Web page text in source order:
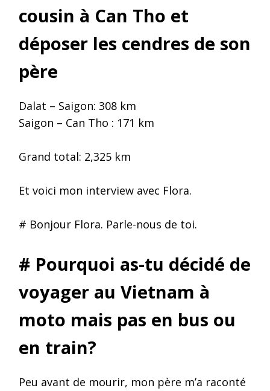
cousin à Can Tho et
déposer les cendres de son
père
Dalat – Saigon: 308 km
Saigon – Can Tho : 171 km
Grand total: 2,325 km
Et voici mon interview avec Flora.
# Bonjour Flora. Parle-nous de toi.
# Pourquoi as-tu décidé de
voyager au Vietnam à
moto mais pas en bus ou
en train?
Peu avant de mourir, mon père m’a raconté